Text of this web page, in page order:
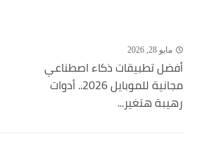
مايو 28, 2026
أفضل تطبيقات ذكاء اصطناعي
مجانية للموبايل 2026.. أدوات
رهيبة هتغير...